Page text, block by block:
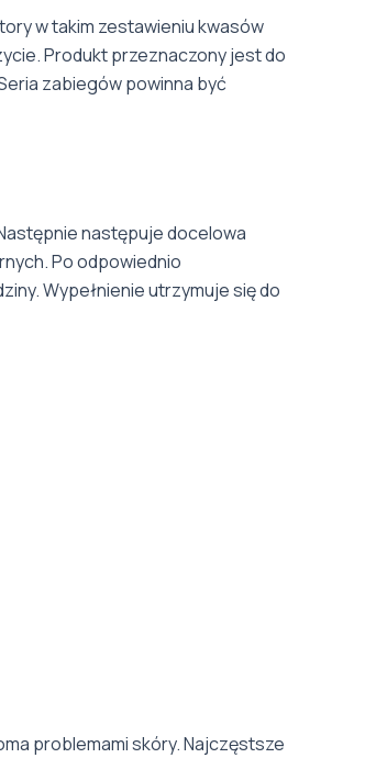
w takim zestawieniu kwasów
Produkt przeznaczony jest do
zabiegów powinna być
następuje docelowa
Po odpowiednio
Wypełnienie utrzymuje się do
problemami skóry. Najczęstsze